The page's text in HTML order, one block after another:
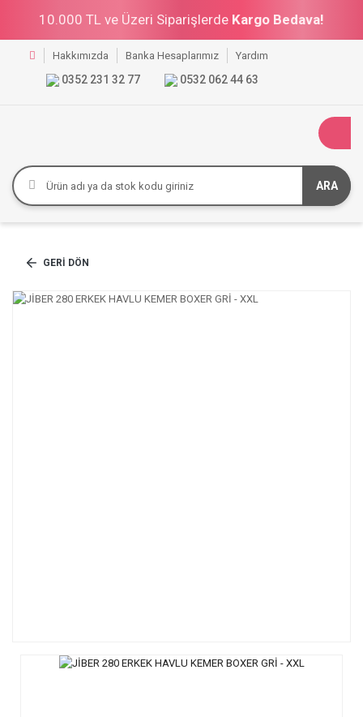
10.000 TL ve Üzeri Siparişlerde Kargo Bedava!
Hakkımızda Banka Hesaplarımız Yardım
0352 231 32 77 0532 062 44 63
ARA
GERI DÖN